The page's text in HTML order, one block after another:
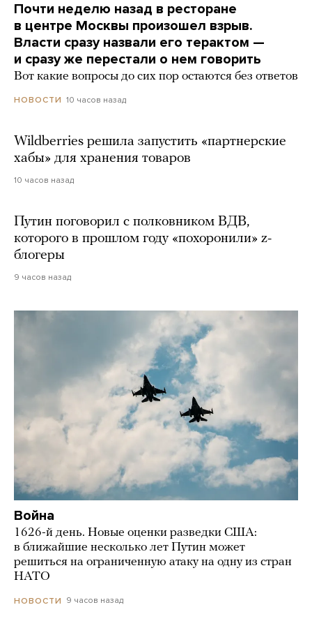
Почти неделю назад в ресторане
в центре Москвы произошел взрыв.
Власти сразу назвали его терактом —
и сразу же перестали о нем говорить
Вот какие вопросы до сих пор остаются без ответов
НОВОСТИ 10 часов назад
Wildberries решила запустить «партнерские
хабы» для хранения товаров
10 часов назад
Путин поговорил с полковником ВДВ,
которого в прошлом году «похоронили» z-
блогеры
9 часов назад
Война
1626-й день. Новые оценки разведки США:
в ближайшие несколько лет Путин может
решиться на ограниченную атаку на одну из стран
НАТО
НОВОСТИ 9 часов назад